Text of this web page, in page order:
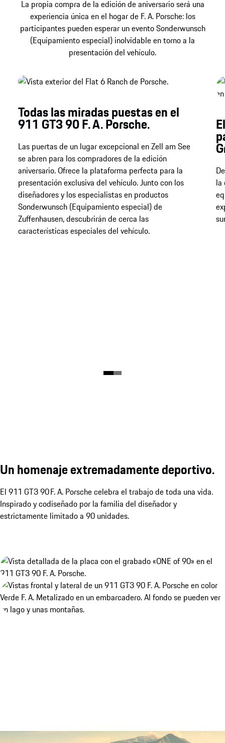
La propia compra de la edición de aniversario será una
experiencia única en el hogar de F. A. Porsche: los
participantes pueden esperar un evento Sonderwunsch
(Equipamiento especial) inolvidable en torno a la
presentación del vehículo.
Todas las miradas puestas en el
911 GT3 90 F. A. Porsche.
Las puertas de un lugar excepcional en Zell am See
se abren para los compradores de la edición
aniversario. Ofrece la plataforma perfecta para la
presentación exclusiva del vehículo. Junto con los
diseñadores y los especialistas en productos
Sonderwunsch (Equipamiento especial) de
Zuffenhausen, descubrirán de cerca las
características especiales del vehículo.
la
Un homenaje extremadamente deportivo.
El 911 GT3 90 F. A. Porsche celebra el trabajo de toda una vida.
Inspirado y codiseñado por la familia del diseñador y
estrictamente limitado a 90 unidades.